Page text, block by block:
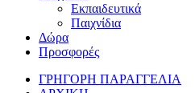
Εκπαιδευτικά
Παιχνίδια
Δώρα
Προσφορές
ΓΡΗΓΟΡΗ ΠΑΡΑΓΓΕΛΙΑ